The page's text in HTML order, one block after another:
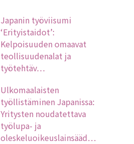
Japanin työviisumi
‘Erityistaidot’:
Kelpoisuuden omaavat
teollisuudenalat ja
työtehtäv…
Ulkomaalaisten
työllistäminen Japanissa:
Yritysten noudatettava
työlupa- ja
oleskeluoikeuslainsääd…